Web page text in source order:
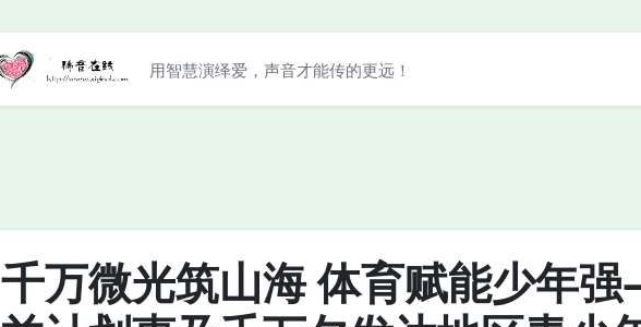
用智慧演绎爱，声音才能传的更远！
千万微光筑山海 体育赋能少年